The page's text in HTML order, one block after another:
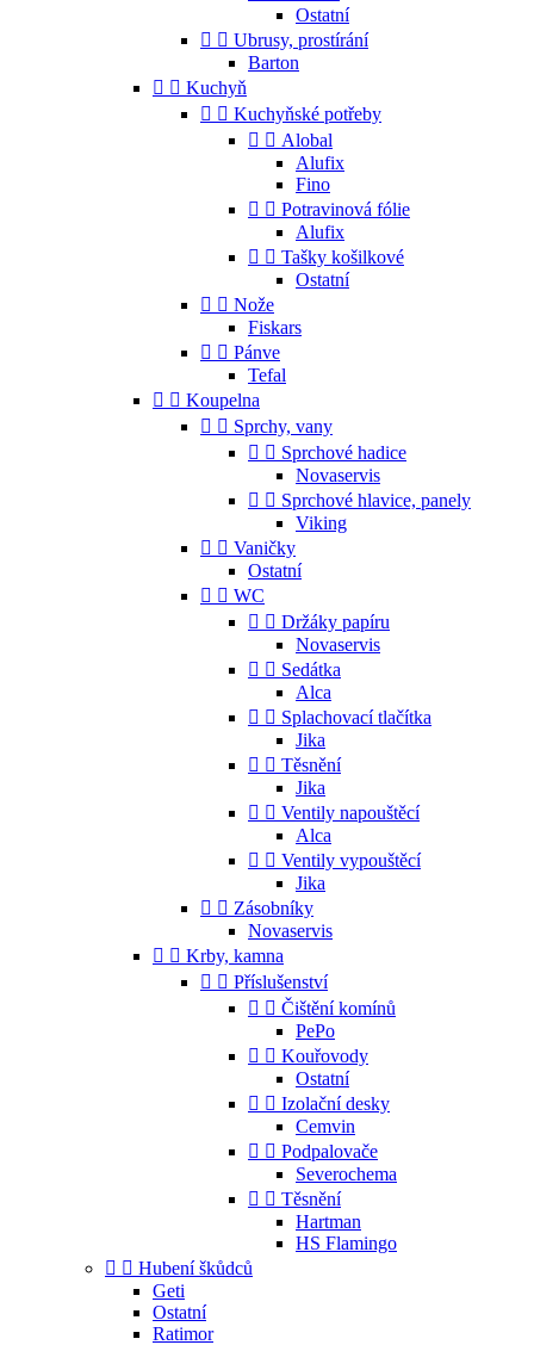
Ostatní
  Ubrusy, prostírání
Barton
  Kuchyň
  Kuchyňské potřeby
  Alobal
Alufix
Fino
  Potravinová fólie
Alufix
  Tašky košilkové
Ostatní
  Nože
Fiskars
  Pánve
Tefal
  Koupelna
  Sprchy, vany
  Sprchové hadice
Novaservis
  Sprchové hlavice, panely
Viking
  Vaničky
Ostatní
  WC
  Držáky papíru
Novaservis
  Sedátka
Alca
  Splachovací tlačítka
Jika
  Těsnění
Jika
  Ventily napouštěcí
Alca
  Ventily vypouštěcí
Jika
  Zásobníky
Novaservis
  Krby, kamna
  Příslušenství
  Čištění komínů
PePo
  Kouřovody
Ostatní
  Izolační desky
Cemvin
  Podpalovače
Severochema
  Těsnění
Hartman
HS Flamingo
  Hubení škůdců
Geti
Ostatní
Ratimor